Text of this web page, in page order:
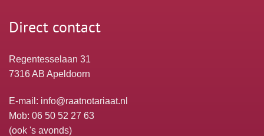
Direct contact
Regentesselaan 31
7316 AB Apeldoorn
E-mail: info@raatnotariaat.nl
Mob: 06 50 52 27 63
(ook 's avonds)